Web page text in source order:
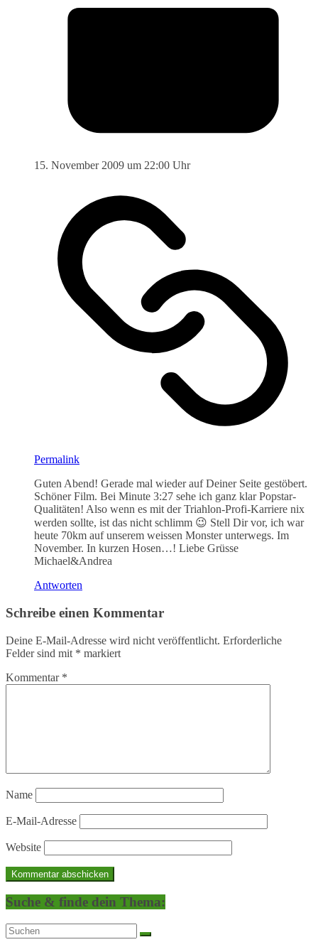
15. November 2009 um 22:00 Uhr
Permalink
Guten Abend! Gerade mal wieder auf Deiner Seite gestöbert.
Schöner Film. Bei Minute 3:27 sehe ich ganz klar Popstar-
Qualitäten! Also wenn es mit der Triahlon-Profi-Karriere nix
werden sollte, ist das nicht schlimm 😉 Stell Dir vor, ich war
heute 70km auf unserem weissen Monster unterwegs. Im
November. In kurzen Hosen…! Liebe Grüsse
Michael&Andrea
Antworten
Schreibe einen Kommentar
Deine E-Mail-Adresse wird nicht veröffentlicht. Erforderliche
Felder sind mit * markiert
Kommentar *
Name
E-Mail-Adresse
Website
Suche & finde dein Thema: